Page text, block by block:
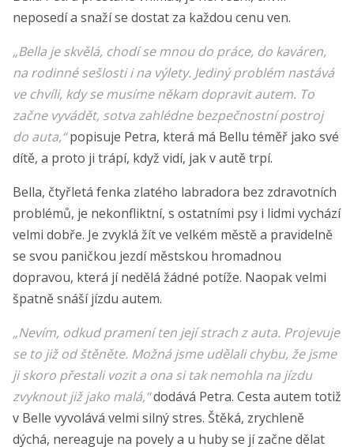
neposedí a snaží se dostat za každou cenu ven.
„Bella je skvělá, chodí se mnou do práce, do kaváren,
na rodinné sešlosti i na výlety. Jediný problém nastává
ve chvíli, kdy se musíme někam dopravit autem. To
začne vyvádět, sotva zahlédne bezpečnostní postroj
do auta,“popisuje Petra, která má Bellu téměř jako své
dítě, a proto ji trápí, když vidí, jak v autě trpí.
Bella, čtyřletá fenka zlatého labradora bez zdravotních
problémů, je nekonfliktní, s ostatními psy i lidmi vychází
velmi dobře. Je zvyklá žít ve velkém městě a pravidelně
se svou paničkou jezdí městskou hromadnou
dopravou, která jí nedělá žádné potíže. Naopak velmi
špatně snáší jízdu autem.
„Nevím, odkud pramení ten její strach z auta. Projevuje
se to již od štěněte. Možná jsme udělali chybu, že jsme
ji skoro přestali vozit a ona si tak nemohla na jízdu
zvyknout již jako malá,“dodává Petra. Cesta autem totiž
v Belle vyvolává velmi silný stres. Štěká, zrychleně
dýchá, nereaguje na povely a u huby se jí začne dělat